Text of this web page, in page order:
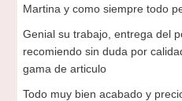
Martina y como siempre todo
Genial su trabajo, entrega del
recomiendo sin duda por
gama de articulo
Todo muy bien acabado y